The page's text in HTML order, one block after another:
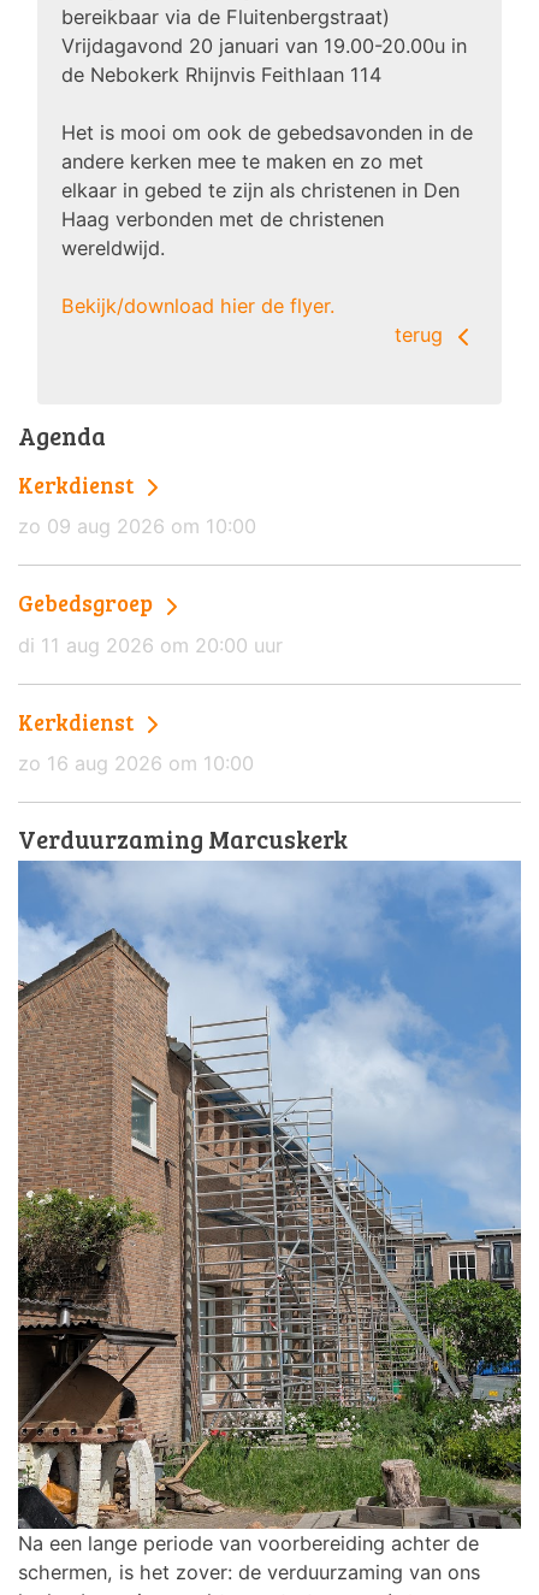
bereikbaar via de Fluitenbergstraat)
Vrijdagavond 20 januari van 19.00-20.00u in
de Nebokerk Rhijnvis Feithlaan 114
Het is mooi om ook de gebedsavonden in de
andere kerken mee te maken en zo met
elkaar in gebed te zijn als christenen in Den
Haag verbonden met de christenen
wereldwijd.
Bekijk/download hier de flyer.
terug
Agenda
Kerkdienst
zo 09 aug 2026 om 10:00
Gebedsgroep
di 11 aug 2026 om 20:00 uur
Kerkdienst
zo 16 aug 2026 om 10:00
Verduurzaming Marcuskerk
Na een lange periode van voorbereiding achter de
schermen, is het zover: de verduurzaming van ons